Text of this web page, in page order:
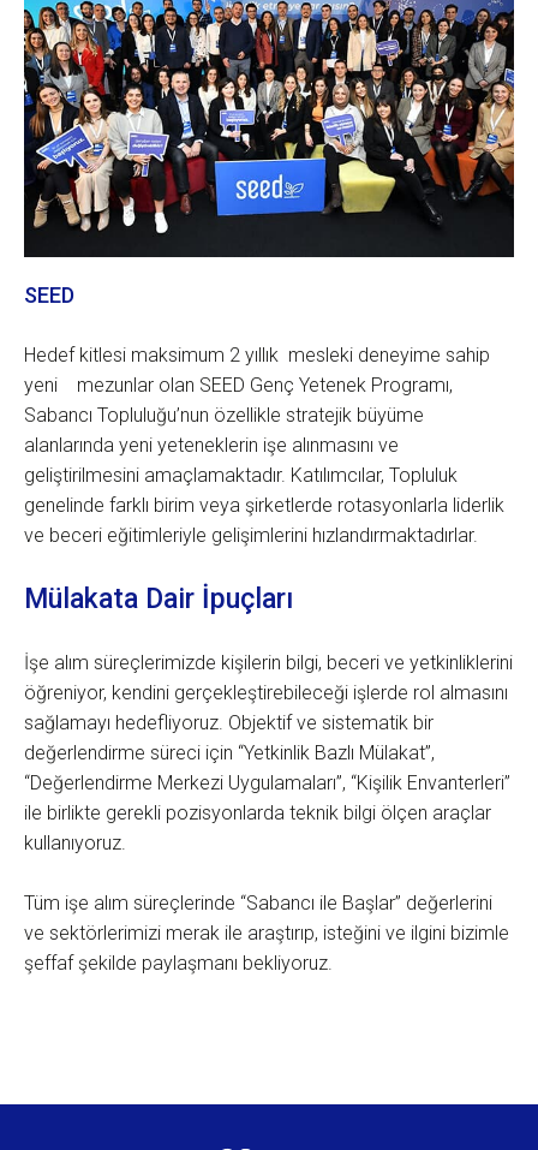
SEED
Hedef kitlesi maksimum 2 yıllık mesleki deneyime sahip
yeni mezunlar olan SEED Genç Yetenek Programı,
Sabancı Topluluğu’nun özellikle stratejik büyüme
alanlarında yeni yeteneklerin işe alınmasını ve
geliştirilmesini amaçlamaktadır. Katılımcılar, Topluluk
genelinde farklı birim veya şirketlerde rotasyonlarla liderlik
ve beceri eğitimleriyle gelişimlerini hızlandırmaktadırlar.
Mülakata Dair İpuçları
İşe alım süreçlerimizde kişilerin bilgi, beceri ve yetkinliklerini
öğreniyor, kendini gerçekleştirebileceği işlerde rol almasını
sağlamayı hedefliyoruz. Objektif ve sistematik bir
değerlendirme süreci için “Yetkinlik Bazlı Mülakat”,
“Değerlendirme Merkezi Uygulamaları”, “Kişilik Envanterleri”
ile birlikte gerekli pozisyonlarda teknik bilgi ölçen araçlar
kullanıyoruz.
Tüm işe alım süreçlerinde “Sabancı ile Başlar” değerlerini
ve sektörlerimizi merak ile araştırıp, isteğini ve ilgini bizimle
şeffaf şekilde paylaşmanı bekliyoruz.